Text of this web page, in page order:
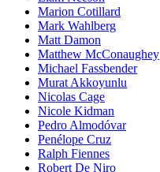
Marion Cotillard
Mark Wahlberg
Matt Damon
Matthew McConaughey
Michael Fassbender
Murat Akkoyunlu
Nicolas Cage
Nicole Kidman
Pedro Almodóvar
Penélope Cruz
Ralph Fiennes
Robert De Niro